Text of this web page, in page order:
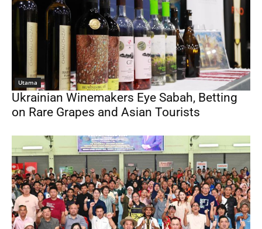
Utama
Ukrainian Winemakers Eye Sabah, Betting
on Rare Grapes and Asian Tourists